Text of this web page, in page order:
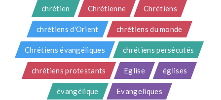
chrétien Chrétienne Chrétiens
chrétiens d'Orient chrétiens du monde
Chrétiens évangéliques chrétiens persécutés
chrétiens protestants Eglise églises
évangélique Evangeliques